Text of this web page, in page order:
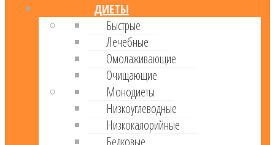
ДИЕТЫ
Быстрые
Лечебные
Омолаживающие
Очищающие
Монодиеты
Низкоуглеводные
Низкокалорийные
Белковые